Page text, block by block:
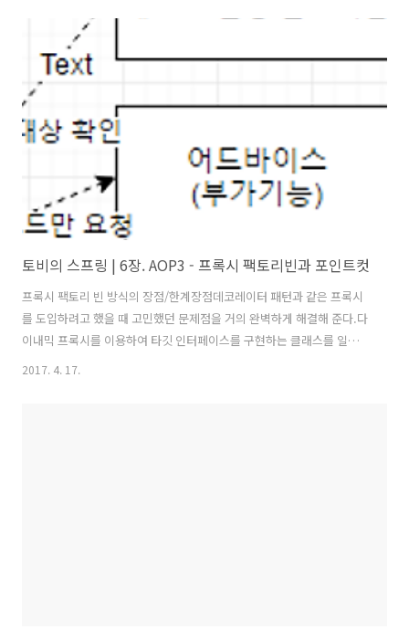
님)3.Async & Spring(토비님)4.Spring Web Flux(토비님)5.Spring
Cloud Data Flow(정윤진님)6.gㅏ벼운 RPC, gRPC(빠르고 가벼운
Polyglot RPC framework)(오명운님)1.keynote(박성철님)멍하게 듣
다가 시간이 흘러갔습니다. 예전 피씨의 탄생 초창기부터 현재까지 그리
고 앞으로는 어떻게 흘러갈..
토비의 스프링 | 6장. AOP3 - 프록시 팩토리빈과 포인트컷
프록시 팩토리 빈 방식의 장점/한계장점데코레이터 패턴과 같은 프록시
를 도입하려고 했을 때 고민했던 문제점을 거의 완벽하게 해결해 준다.다
이내믹 프록시를 이용하여 타깃 인터페이스를 구현하는 클래스를 일일
이 만들지 않아도 된다.하나의 핸들러 메소드를 구현하여 부가기능 코드
2017. 4. 17.